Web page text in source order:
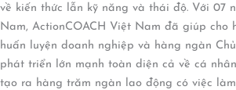
về kiến thức lẫn kỹ năng và thái độ. Với 07
Nam, ActionCOACH Việt Nam đã giúp cho
huấn luyện doanh nghiệp và hàng ngàn
phát triển lớn mạnh toàn diện cả về cá
tạo ra hàng trăm ngàn lao động có việc